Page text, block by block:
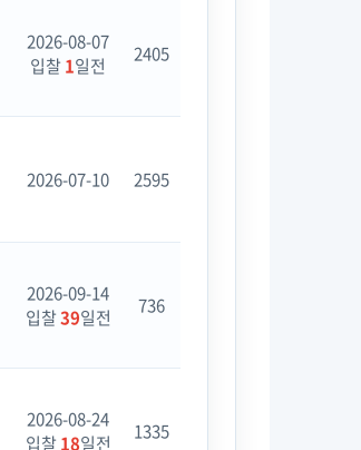
2026-08-07
입찰1일전 2405
2026-07-10 2595
2026-09-14
입찰39일전 736
2026-08-24
입찰18일전 1335